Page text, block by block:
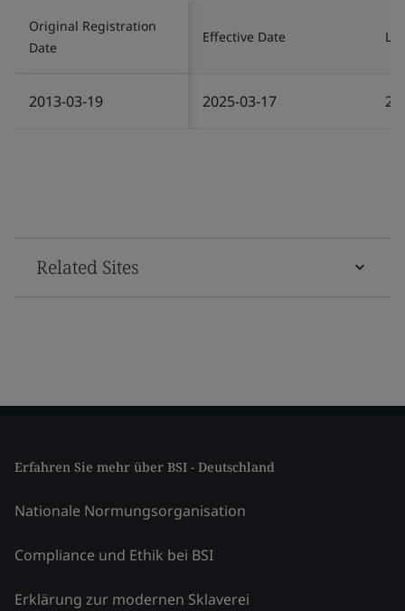
Original Registration
Date
Effective Date
2013-03-19 2025-03-17
Related Sites
Erfahren Sie mehr über BSI - Deutschland
Nationale Normungsorganisation
Compliance und Ethik bei BSI
Erklärung zur modernen Sklaverei